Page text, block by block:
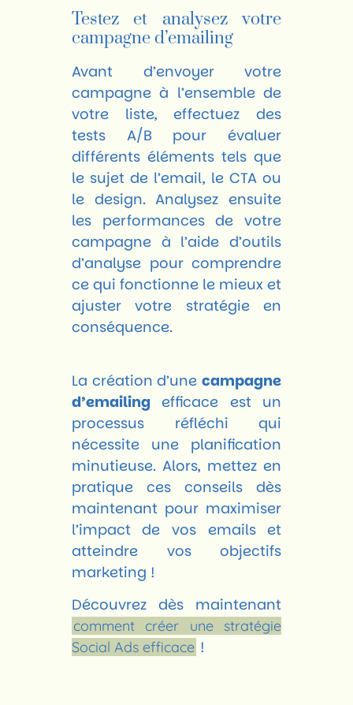
Testez et analysez votre
campagne d’emailing
Avant d’envoyer votre
campagne à l’ensemble de
votre liste, effectuez des
tests A/B pour évaluer
différents éléments tels que
le sujet de l’email, le CTA ou
le design. Analysez ensuite
les performances de votre
campagne à l’aide d’outils
d’analyse pour comprendre
ce qui fonctionne le mieux et
ajuster votre stratégie en
conséquence.
La création d’unecampagne
d’emailing efficace est un
processus réfléchi qui
nécessite une planification
minutieuse. Alors, mettez en
pratique ces conseils dès
maintenant pour maximiser
l’impact de vos emails et
atteindre vos objectifs
marketing !
Découvrez dès maintenant
comment créer une stratégie
Social Ads efficace !